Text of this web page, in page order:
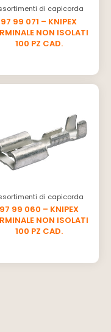
di capicorda
97 99 071 – KNIPEX
NON ISOLATI
100 PZ CAD.
di capicorda
97 99 060 – KNIPEX
NON ISOLATI
100 PZ CAD.